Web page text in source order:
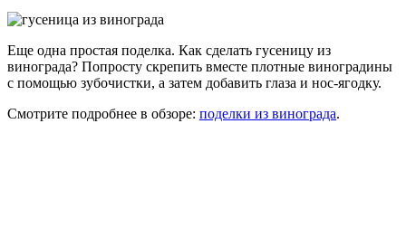
Еще одна простая поделка. Как сделать гусеницу из
винограда? Попросту скрепить вместе плотные виноградины
с помощью зубочистки, а затем добавить глаза и нос-ягодку.
Смотрите подробнее в обзоре: поделки из винограда.